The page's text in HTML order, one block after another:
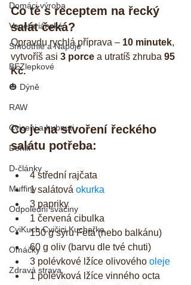
Domáci výroba
Vegetariánské
Smoothie a Nápoje
BEZlepkové
🎃 Dýně
RAW
Cviceni a hubnuti
Denik
D-články
Muffiny
Odpoledni svačiny
CviKuch Cvičici Kuchařka
Omáčky
Zdravá strava
Co tě s receptem na řecký
salát čeká?
Opravdu rychlá příprava – 10 minutek,
vytvoříš asi 3 porce a utratíš zhruba 95
Kč.
Co je na stvoření řeckého
salátu potřeba:
4 střední rajčata
1 salátová okurka
3 papriky
1 červená cibulka
150 g sýru Feta (nebo balkánu)
60 g oliv (barvu dle tvé chuti)
3 polévkové lžíce olivového oleje
1 polévková lžíce vinného octa